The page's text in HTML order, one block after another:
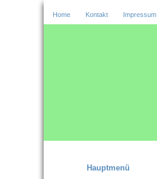
Home Kontakt Impressum
Hauptmenü